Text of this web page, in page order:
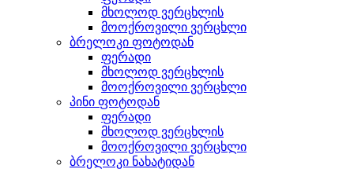
მხოლოდ ვერცხლის
მოოქროვილი ვერცხლი
ბრელოკი ფოტოდან
ფერადი
მხოლოდ ვერცხლის
მოოქროვილი ვერცხლი
პინი ფოტოდან
ფერადი
მხოლოდ ვერცხლის
მოოქროვილი ვერცხლი
ბრელოკი ნახატიდან